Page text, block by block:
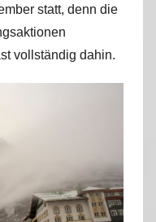
a
r
k
statt, denn die
vollständig dahin.